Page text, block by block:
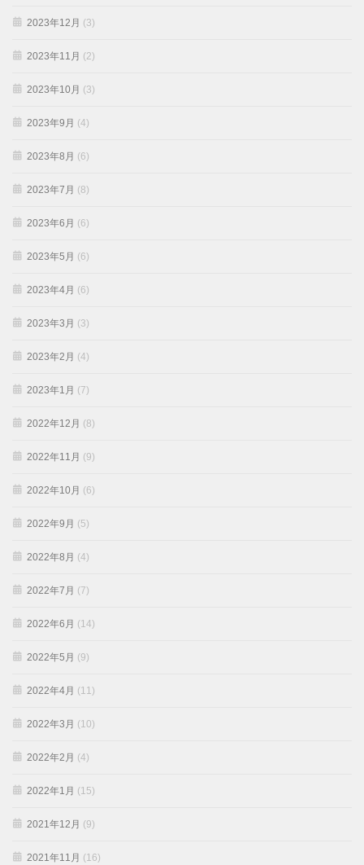
2023年12月 (3)
2023年11月 (2)
2023年10月 (3)
2023年9月 (4)
2023年8月 (6)
2023年7月 (8)
2023年6月 (6)
2023年5月 (6)
2023年4月 (6)
2023年3月 (3)
2023年2月 (4)
2023年1月 (7)
2022年12月 (8)
2022年11月 (9)
2022年10月 (6)
2022年9月 (5)
2022年8月 (4)
2022年7月 (7)
2022年6月 (14)
2022年5月 (9)
2022年4月 (11)
2022年3月 (10)
2022年2月 (4)
2022年1月 (15)
2021年12月 (9)
2021年11月 (16)